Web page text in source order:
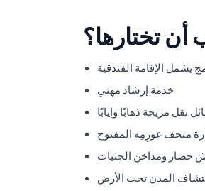
أن تختارها؟
يشمل الإقامة الفندقية
خدمة إرشاد مهني
نقل مريحة ذهابًا وإيابًا
متحف غورِمِه المفتوح
حصار ومداخن الجنيات
المدن تحت الأرض